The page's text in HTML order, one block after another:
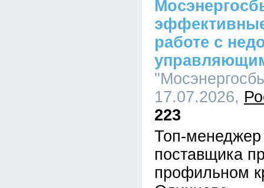
работе с
17.07.2026,
223
Топ-менеджер
поставщика
профильном